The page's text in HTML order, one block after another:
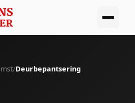
/Deurbepantsering